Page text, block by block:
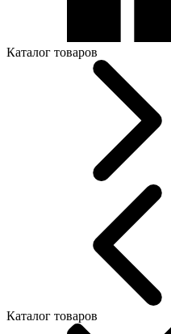
Каталог товаров
Каталог товаров